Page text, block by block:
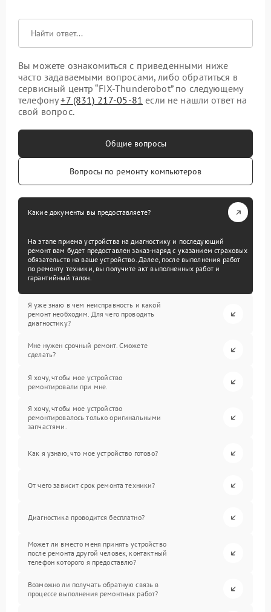
Вы можете ознакомиться с приведенными ниже
часто задаваемыми вопросами, либо обратиться в
сервисный центр “FIX-Thunderobot” по следующему
телефону+7 (831) 217-05-81 если не нашли ответ на
свой вопрос.
Общие вопросы
Вопросы по ремонту компьютеров
Какие документы вы предоставляете?
На этапе приема устройства на диагностику и последующий
ремонт вам будет предоставлен заказ-наряд с указанием страховых
обязательств на ваше устройство. Далее, после выполнения работ
по ремонту техники, вы получите акт выполненных работ и
гарантийный талон.
Я уже знаю в чем неисправность и какой
ремонт необходим. Для чего проводить
диагностику?
Мне нужен срочный ремонт. Сможете
сделать?
Я хочу, чтобы мое устройство
ремонтировали при мне.
Я хочу, чтобы мое устройство
ремонтировалось только оригинальными
запчастями.
Как я узнаю, что мое устройство готово?
От чего зависит срок ремонта техники?
Диагностика проводится бесплатно?
Может ли вместо меня принять устройство
после ремонта другой человек, контактный
телефон которого я предоставлю?
Возможно ли получать обратную связь в
процессе выполнения ремонтных работ?